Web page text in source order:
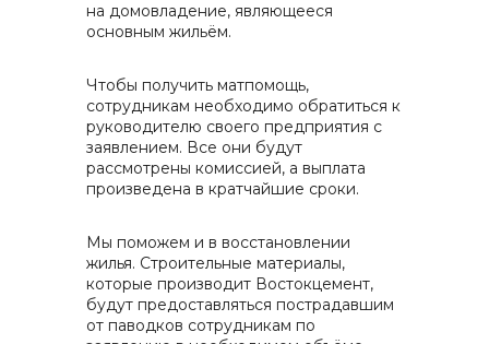
на домовладение, являющееся
основным жильём.
Чтобы получить матпомощь,
сотрудникам необходимо обратиться к
руководителю своего предприятия с
заявлением. Все они будут
рассмотрены комиссией, а выплата
произведена в кратчайшие сроки.
Мы поможем и в восстановлении
жилья. Строительные материалы,
которые производит Востокцемент,
будут предоставляться пострадавшим
от паводков сотрудникам по